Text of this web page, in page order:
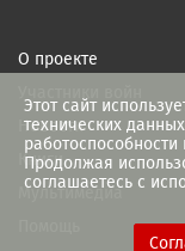
Этот сайт
технических
Продолжая
соглашаетесь с
О проекте
Новости
Книги
Мультимедиа